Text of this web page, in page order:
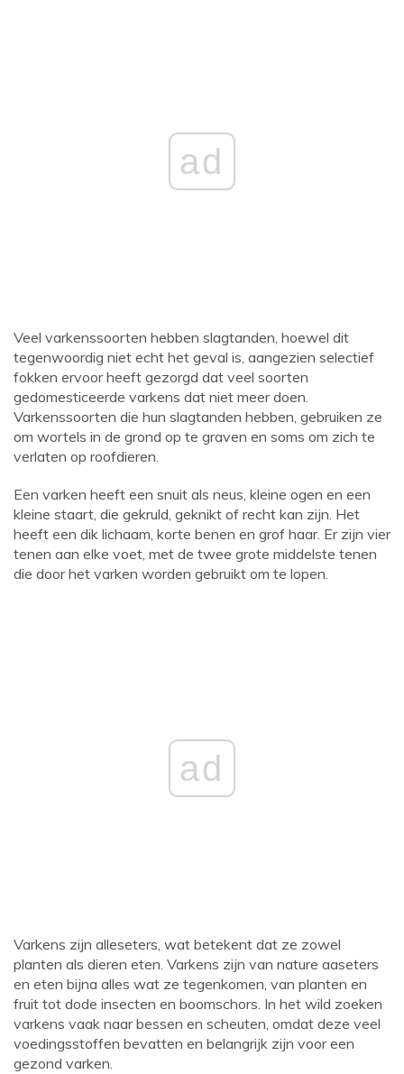
ad
Veel varkenssoorten hebben slagtanden, hoewel dit
tegenwoordig niet echt het geval is, aangezien selectief
fokken ervoor heeft gezorgd dat veel soorten
gedomesticeerde varkens dat niet meer doen.
Varkenssoorten die hun slagtanden hebben, gebruiken ze
om wortels in de grond op te graven en soms om zich te
verlaten op roofdieren.
Een varken heeft een snuit als neus, kleine ogen en een
kleine staart, die gekruld, geknikt of recht kan zijn. Het
heeft een dik lichaam, korte benen en grof haar. Er zijn vier
tenen aan elke voet, met de twee grote middelste tenen
die door het varken worden gebruikt om te lopen.
ad
Varkens zijn alleseters, wat betekent dat ze zowel
planten als dieren eten. Varkens zijn van nature aaseters
en eten bijna alles wat ze tegenkomen, van planten en
fruit tot dode insecten en boomschors. In het wild zoeken
varkens vaak naar bessen en scheuten, omdat deze veel
voedingsstoffen bevatten en belangrijk zijn voor een
gezond varken.